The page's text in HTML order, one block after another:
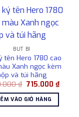
BÚT BI
tên Hero 1780 cao
Xanh ngọc kèm
và túi hãng
₫ Giá
là:
1.080.000 ₫.
715.000 ₫Giá
hiện
VÀO GIỎ HÀNG